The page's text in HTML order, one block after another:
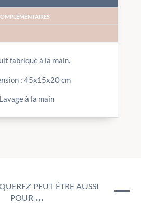
fabriqué à la main.
: 45x15x20 cm
Lavage à la main
peut être aussi
pour …